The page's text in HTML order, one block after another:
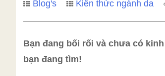
Blog's
Kiến thức ngành da
Bạn đang bối rối và chưa có
bạn đang tìm!